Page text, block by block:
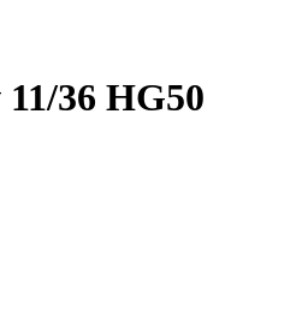
11/36 HG50